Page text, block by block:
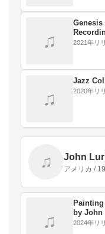
♫ 2021年リ
♫
Jazz
2020年リ
♫ John
アメリカ /
♫
by John
2024年リ